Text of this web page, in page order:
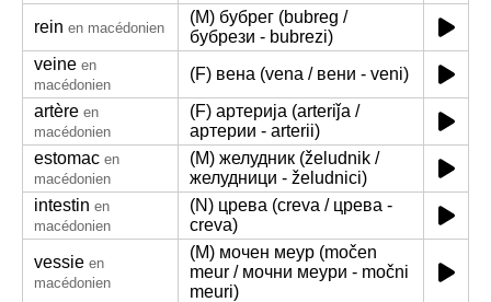
rein en macédonien
(M) бубрег (bubreg /
бубрези - bubrezi)
veine en
macédonien
(F) вена (vena / вени - veni)
artère en
macédonien
(F) артерија (arteriǰa /
артерии - arterii)
estomac en
macédonien
(M) желудник (želudnik /
желудници - želudnici)
intestin en
macédonien
(N) црева (creva / црева -
creva)
vessie en
macédonien
(M) мочен меур (močen
meur / мочни меури - močni
meuri)